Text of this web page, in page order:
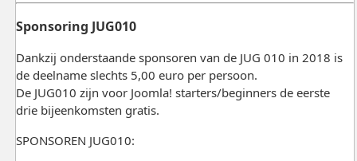
Sponsoring JUG010
Dankzij onderstaande sponsoren van de JUG 010 in 2018 is
de deelname slechts 5,00 euro per persoon.
De JUG010 zijn voor Joomla! starters/beginners de eerste
drie bijeenkomsten gratis.
SPONSOREN JUG010: